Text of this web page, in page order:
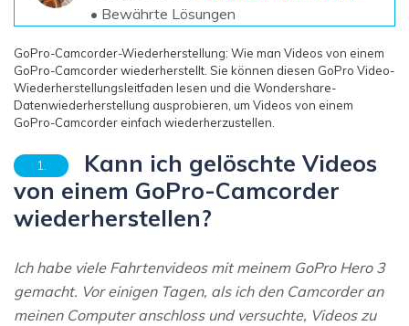
Weitere Produkte
Repairit - Datenreparatur
UBackit - Datensicherung
• Bewährte Lösungen
GoPro-Camcorder-Wiederherstellung: Wie man Videos von einem
GoPro-Camcorder wiederherstellt. Sie können diesen GoPro Video-
Wiederherstellungsleitfaden lesen und die Wondershare-
Datenwiederherstellung ausprobieren, um Videos von einem
GoPro-Camcorder einfach wiederherzustellen.
1.
Kann ich gelöschte Videos
von einem GoPro-Camcorder
wiederherstellen?
Ich habe viele Fahrtenvideos mit meinem GoPro Hero 3
gemacht. Vor einigen Tagen, als ich den Camcorder an
meinen Computer anschloss und versuchte, Videos zu